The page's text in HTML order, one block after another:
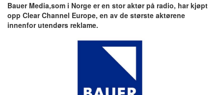
Bauer Media,som i Norge er en stor aktør på radio, har kjøpt
opp Clear Channel Europe, en av de største aktørene
innenfor utendørs reklame.